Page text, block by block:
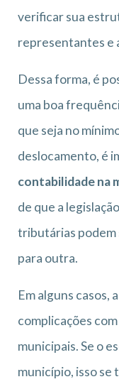
verificar sua
representantes e
Dessa forma, é
uma boa
que seja no
deslocamento, é
contabilidade na
de que a
tributárias podem
para outra.
Em alguns casos,
complicações com
municipais. Se o
município, isso se